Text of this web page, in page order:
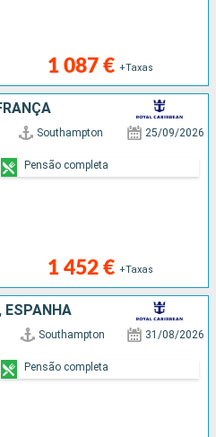
1 087 € +Taxas
Southampton 25/09/2026
1 452 € +Taxas
Pensão completa
ESPANHA
Southampton 31/08/2026
Pensão completa